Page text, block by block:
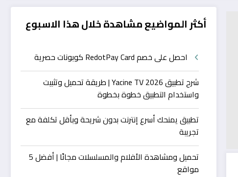
أكثر المواضيع مشاهدة خلال هذا الاسبوع
احصل على خصم RedotPay Card كوبونات حصرية
شرح تطبيق Yacine TV 2026 | طريقة تحميل وتثبيت
واستخدام التطبيق خطوة بخطوة
تطبيق يمنحك أسرع إنترنت بدون شريحة وبأقل تكلفة مع
تجريبة
تحميل ومشاهدة الأفلام والمسلسلات مجانًا | أفضل 5
مواقع